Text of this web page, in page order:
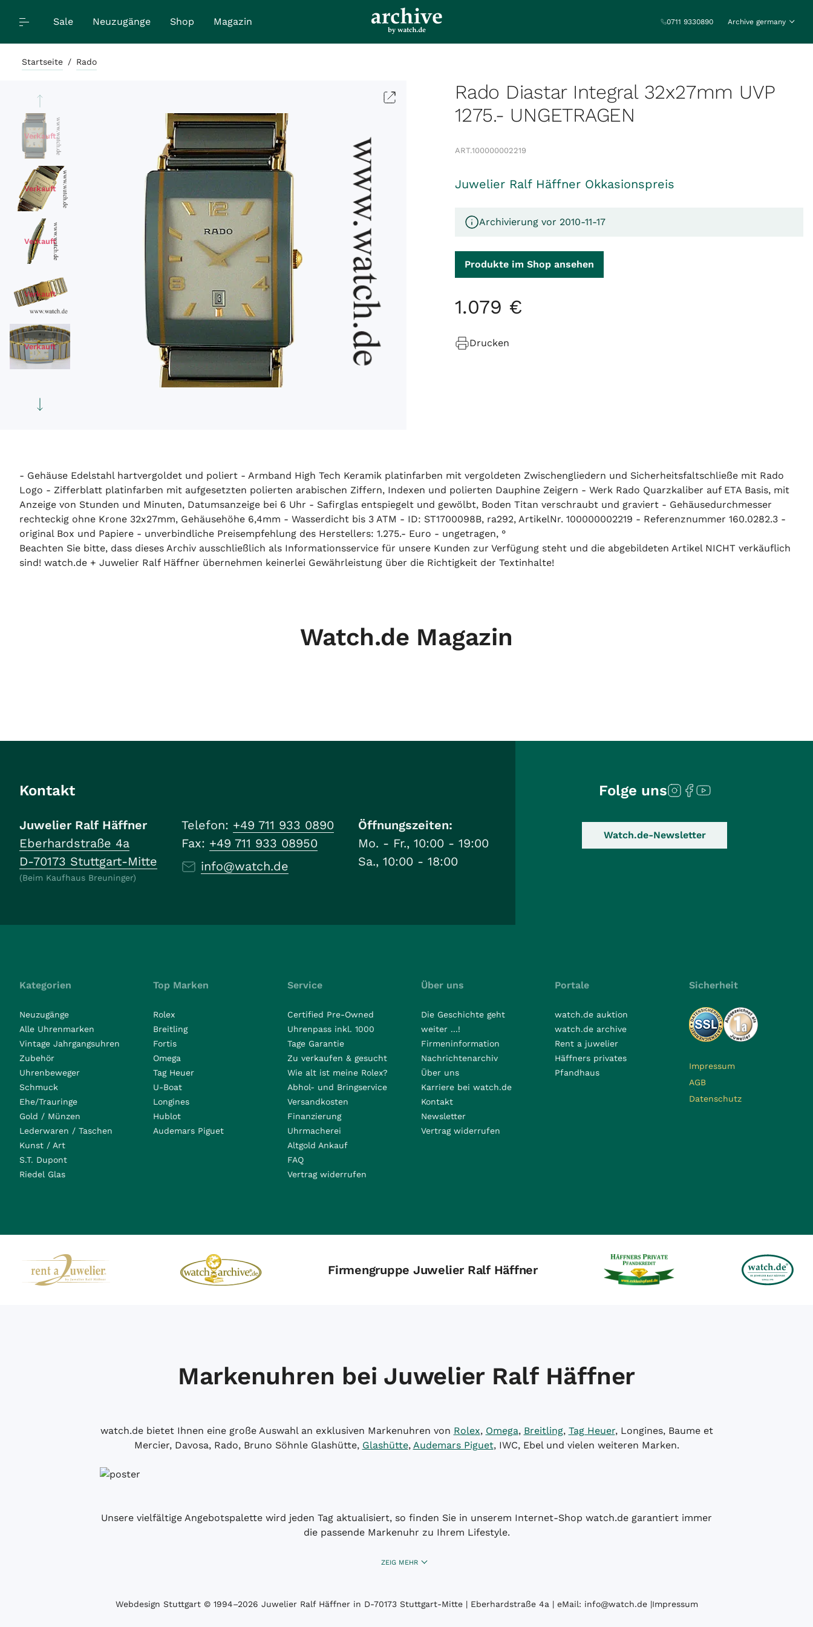
Sale Neuzugänge Shop Magazin 0711 9330890 Archive germany
Startseite / Rado
Rado Diastar Integral 32x27mm UVP
1275.- UNGETRAGEN
Verkauft
Verkauft
Verkauft
Verkauft
Verkauft
ART.100000002219
Juwelier Ralf Häffner Okkasionspreis
Archivierung vor 2010-11-17
Produkte im Shop ansehen
1.079 €
Drucken
- Gehäuse Edelstahl hartvergoldet und poliert - Armband High Tech Keramik platinfarben mit vergoldeten Zwischengliedern und Sicherheitsfaltschließe mit Rado
Logo - Zifferblatt platinfarben mit aufgesetzten polierten arabischen Ziffern, Indexen und polierten Dauphine Zeigern - Werk Rado Quarzkaliber auf ETA Basis, mit
Anzeige von Stunden und Minuten, Datumsanzeige bei 6 Uhr - Safirglas entspiegelt und gewölbt, Boden Titan verschraubt und graviert - Gehäusedurchmesser
rechteckig ohne Krone 32x27mm, Gehäusehöhe 6,4mm - Wasserdicht bis 3 ATM - ID: ST1700098B, ra292, ArtikelNr. 100000002219 - Referenznummer 160.0282.3 -
original Box und Papiere - unverbindliche Preisempfehlung des Herstellers: 1.275.- Euro - ungetragen, °
Beachten Sie bitte, dass dieses Archiv ausschließlich als Informationsservice für unsere Kunden zur Verfügung steht und die abgebildeten Artikel NICHT verkäuflich
sind! watch.de + Juwelier Ralf Häffner übernehmen keinerlei Gewährleistung über die Richtigkeit der Textinhalte!
Watch.de Magazin
Kontakt
Juwelier Ralf Häffner
Eberhardstraße 4a
D-70173 Stuttgart-Mitte
(Beim Kaufhaus Breuninger)
Telefon: +49 711 933 0890
Fax: +49 711 933 08950
info@watch.de
Öffnungszeiten:
Mo. - Fr., 10:00 - 19:00
Sa., 10:00 - 18:00
Folge uns
Watch.de-Newsletter
Kategorien
Neuzugänge
Alle Uhrenmarken
Vintage Jahrgangsuhren
Zubehör
Uhrenbeweger
Schmuck
Ehe/Trauringe
Gold / Münzen
Lederwaren / Taschen
Kunst / Art
S.T. Dupont
Riedel Glas
Top Marken
Rolex
Breitling
Fortis
Omega
Tag Heuer
U-Boat
Longines
Hublot
Audemars Piguet
Service
Certified Pre-Owned
Uhrenpass inkl. 1000
Tage Garantie
Zu verkaufen & gesucht
Wie alt ist meine Rolex?
Abhol- und Bringservice
Versandkosten
Finanzierung
Uhrmacherei
Altgold Ankauf
FAQ
Vertrag widerrufen
Über uns
Die Geschichte geht
weiter ...!
Firmeninformation
Nachrichtenarchiv
Über uns
Karriere bei watch.de
Kontakt
Newsletter
Vertrag widerrufen
Portale
watch.de auktion
watch.de archive
Rent a juwelier
Häffners privates
Pfandhaus
Sicherheit
Impressum
AGB
Datenschutz
Firmengruppe Juwelier Ralf Häffner
Markenuhren bei Juwelier Ralf Häffner
watch.de bietet Ihnen eine große Auswahl an exklusiven Markenuhren von Rolex, Omega, Breitling, Tag Heuer, Longines, Baume et
Mercier, Davosa, Rado, Bruno Söhnle Glashütte, Glashütte, Audemars Piguet, IWC, Ebel und vielen weiteren Marken.
Unsere vielfältige Angebotspalette wird jeden Tag aktualisiert, so finden Sie in unserem Internet-Shop watch.de garantiert immer
die passende Markenuhr zu Ihrem Lifestyle.
ZEIG MEHR
Webdesign Stuttgart© 1994­–2026 Juwelier Ralf Häffner in D-70173 Stuttgart-Mitte | Eberhardstraße 4a | eMail: info@watch.de|Impressum